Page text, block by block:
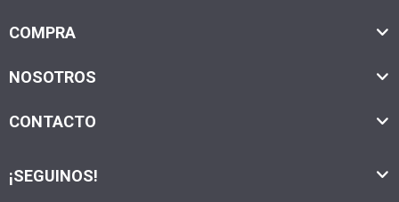
COMPRA
NOSOTROS
CONTACTO
¡SEGUINOS!